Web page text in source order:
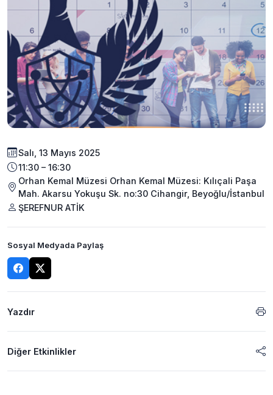
Salı, 13 Mayıs 2025
11:30 – 16:30
Orhan Kemal Müzesi Orhan Kemal Müzesi: Kılıçali Paşa
Mah. Akarsu Yokuşu Sk. no:30 Cihangir, Beyoğlu/İstanbul
ŞEREFNUR ATİK
Sosyal Medyada Paylaş
Yazdır
Diğer Etkinlikler